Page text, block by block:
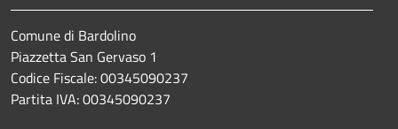
Comune di Bardolino
Piazzetta San Gervaso 1
Codice Fiscale: 00345090237
Partita IVA: 00345090237